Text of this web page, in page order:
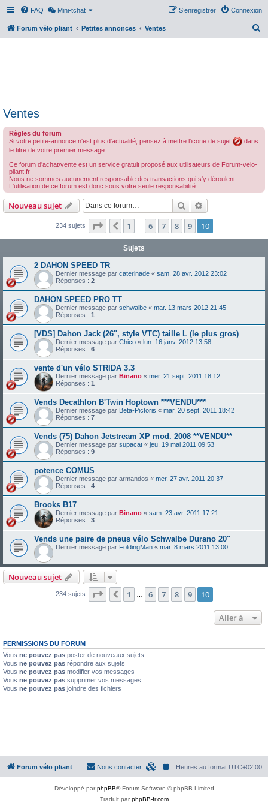
FAQ Mini-tchat Connexion
S’enregistrer
Forum vélo pliant Petites annonces Ventes
h
Ventes
Règles du forum
Si votre petite-annonce n'est plus d'actualité, pensez à mettre l'icone de sujet
dans
le titre de votre premier message.
Ce forum d'achat/vente est un service gratuit proposé aux utilisateurs de Forum-velo-
pliant.fr
Nous ne sommes aucunement responsable des transactions qui s'y déroulent.
L'utilisation de ce forum est donc sous votre seule responsabilité.
Nouveau sujet Rechercher
234 sujets Page 10 sur 10
Précédente
1 6 7 8 9 10
Sujets
2 DAHON SPEED TR
Dernier message par caterinade « sam. 28 avr. 2012 23:02
Réponses : 2
DAHON SPEED PRO TT
Dernier message par schwalbe « mar. 13 mars 2012 21:45
Réponses : 1
[VDS] Dahon Jack (26", style VTC) taille L (le plus gros)
Dernier message par Chico « lun. 16 janv. 2012 13:58
Réponses : 6
vente d'un vélo STRIDA 3.3
Dernier message par Binano « mer. 21 sept. 2011 18:12
Réponses : 1
Vends Decathlon B'Twin Hoptown ***VENDU***
Dernier message par Beta-Pictoris « mar. 20 sept. 2011 18:42
Réponses : 7
Vends (75) Dahon Jetstream XP mod. 2008 **VENDU**
Dernier message par supacat « jeu. 19 mai 2011 09:53
Réponses : 9
potence COMUS
Dernier message par armandos « mer. 27 avr. 2011 20:37
Réponses : 4
Brooks B17
Dernier message par Binano « sam. 23 avr. 2011 17:21
Réponses : 3
Vends une paire de pneus vélo Schwalbe Durano 20"
Dernier message par FoldingMan « mar. 8 mars 2011 13:00
Nouveau sujet
234 sujets Page 10 sur 10
Précédente
1 6 7 8 9 10
Aller à
PERMISSIONS DU FORUM
Vous ne pouvez pas poster de nouveaux sujets
Vous ne pouvez pas répondre aux sujets
Vous ne pouvez pas modifier vos messages
Vous ne pouvez pas supprimer vos messages
Vous ne pouvez pas joindre des fichiers
Forum vélo pliant Heures au format UTC+02:00
Nous contacter
Développé parphpBB® Forum Software © phpBB Limited
Traduit parphpBB-fr.com